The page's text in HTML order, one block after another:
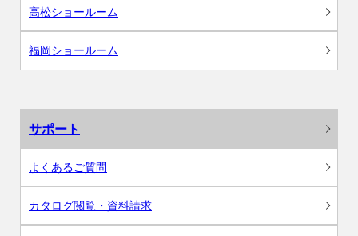
高松ショールーム
福岡ショールーム
サポート
よくあるご質問
カタログ閲覧・資料請求